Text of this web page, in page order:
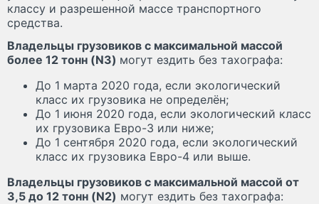
классу и разрешенной массе транспортного
средства.
Владельцы грузовиков с максимальной массой
более 12 тонн (N3) могут ездить без тахографа:
До 1 марта 2020 года, если экологический
класс их грузовика не определён;
До 1 июня 2020 года, если экологический класс
их грузовика Евро-3 или ниже;
До 1 сентября 2020 года, если экологический
класс их грузовика Евро-4 или выше.
Владельцы грузовиков с максимальной массой от
3,5 до 12 тонн (N2) могут ездить без тахографа: